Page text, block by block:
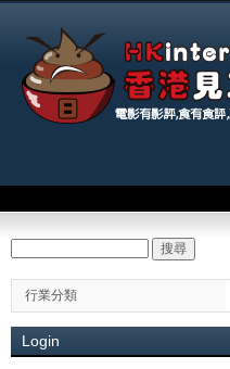
行業分類
Login